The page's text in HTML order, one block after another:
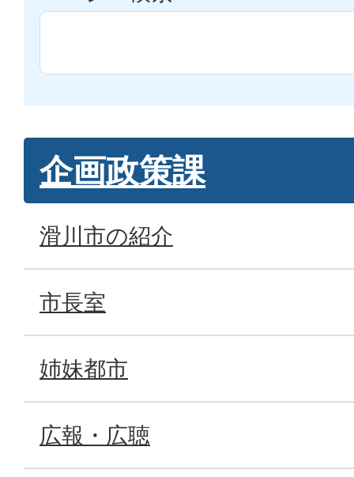
企画政策課
滑川市の紹介
市長室
姉妹都市
広報・広聴